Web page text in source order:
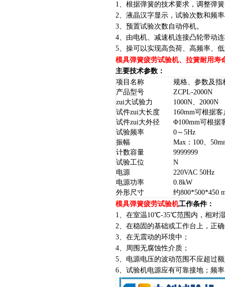
1、根据弹簧的技术要求，调整弹
2、液晶汉字显示，试验次数和频
3、预置试验次数自动停机。
4、由电机、减速机连接凸轮带动
5、操可以实现高负荷、高频率、
模具弹簧疲劳试验机、拉簧耐用寿
主要技术参数：
项目名称
规格、参数及指
产品型号
ZCPL-2000N
zui大试验力
1000N、2000N
试件zui大长度
160mm可根据
试件zui大外径
Φ100mm可根据
试验频率
0～5Hz
振幅
Max：100、
计数容量
9999999
试验工位
N
电源
220VAC 50Hz
电源功率
0.8kW
外形尺寸
约800*500*450
模具弹簧疲劳试验机工作条件：
1、在室温10℃-35℃范围内，相对
2、在稳固的基础或工作台上，正
3、在无震动的环境中；
4、周围无腐蚀性介质；
5、电源电压的波动范围不应超过
6、试验机电源应有可靠接地；频